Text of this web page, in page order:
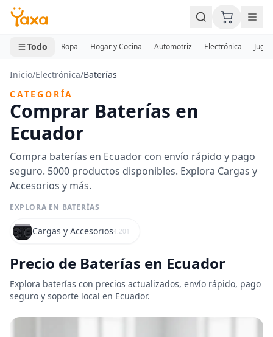
MINI CARRITO
0 productos
Todo Ropa Hogar y Cocina Automotriz Electrónica
Inicio/Electrónica/Baterías
CATEGORÍA
Comprar Baterías en
Ecuador
Compra baterías en Ecuador con envío rápido y pago
seguro. 5000 productos disponibles. Explora Cargas y
Accesorios y más.
EXPLORA EN BATERÍAS
Cargas y Accesorios4.201
Precio de Baterías en Ecuador
Explora baterías con precios actualizados, envío rápido, pago
seguro y soporte local en Ecuador.